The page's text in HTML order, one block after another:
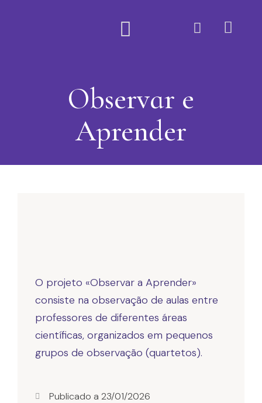
Observar e
Aprender
O projeto «Observar a Aprender»
consiste na observação de aulas entre
professores de diferentes áreas
científicas, organizados em pequenos
grupos de observação (quartetos).
Publicado a 23/01/2026